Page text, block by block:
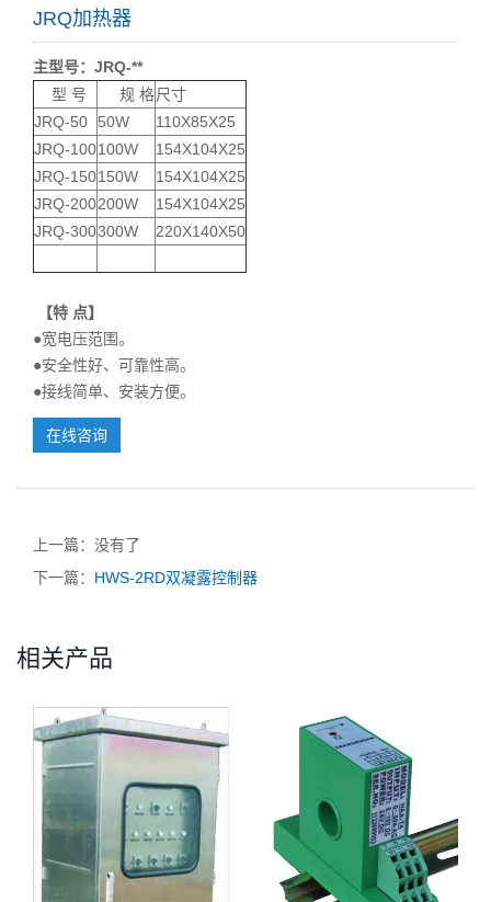
JRQ加热器
主型号：JRQ-**
型 号
规 格尺寸
JRQ-50
50W
110X85X25
JRQ-100100W
154X104X25
JRQ-150150W
154X104X25
JRQ-200200W
154X104X25
JRQ-300300W 220X140X50
【特 点】
●宽电压范围。
●安全性好、可靠性高。
●接线简单、安装方便。
在线咨询
上一篇：没有了
下一篇： HWS-2RD双凝露控制器
相关产品